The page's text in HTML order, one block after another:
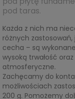
pod taras.
Każda z nich ma
różnych zastosowań,
cecha – są
wysoką trwałość
atmosferyczne.
Zachęcamy do
możliwościach
200 g. Pomożemy